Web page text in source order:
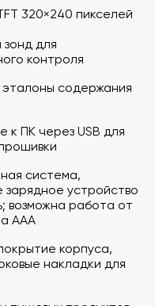
подключения к
устройство.
точек);
и фруктах;
излучением;
фона от любых
320×240 пикселей
зонд для
контроля
содержания
к ПК через USB для
система,
зарядное устройство
возможна работа от
ААА
корпуса,
накладки для